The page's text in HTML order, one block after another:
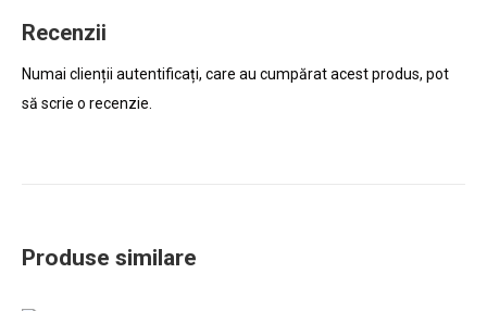
Recenzii
Numai clienții autentificați, care au cumpărat acest produs, pot
să scrie o recenzie.
Produse similare